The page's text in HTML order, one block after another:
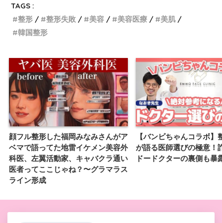
TAGS :
整形
整形失敗 美容 美容医療
美肌
韓国整形
顔フル整形した福岡みなみさんがア
ベマで語ってた地雷イケメン美容外
科医、左翼活動家、キャバクラ通い
医者ってここじゃね？〜グラマラス
ライン形成
【バンビちゃんコラボ】
が語る医師選びの極意！
ドードクターの裏側も暴